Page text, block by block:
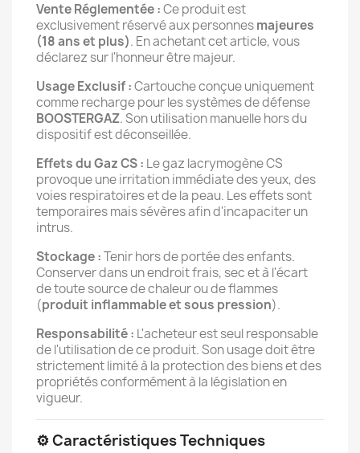
Vente Réglementée :Ce produit est
exclusivement réservé aux personnesmajeures
(18 ans et plus). En achetant cet article, vous
déclarez sur l'honneur être majeur.
Usage Exclusif :Cartouche conçue uniquement
comme recharge pour les systèmes de défense
BOOSTERGAZ. Son utilisation manuelle hors du
dispositif est déconseillée.
Effets du Gaz CS : Le gaz lacrymogène CS
provoque une irritation immédiate des yeux, des
voies respiratoires et de la peau. Les effets sont
temporaires mais sévères afin d'incapaciter un
intrus.
Stockage :Tenir hors de portée des enfants.
Conserver dans un endroit frais, sec et à l'écart
de toute source de chaleur ou de flammes
(produit inflammable et sous pression).
Responsabilité : L'acheteur est seul responsable
de l'utilisation de ce produit. Son usage doit être
strictement limité à la protection des biens et des
propriétés conformément à la législation en
vigueur.
⚙️ Caractéristiques Techniques